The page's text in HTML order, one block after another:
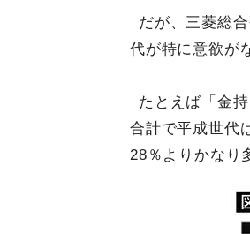
だが、三菱総
代が特に意欲が
たとえば「金
合計で平成世代
28％よりかなり